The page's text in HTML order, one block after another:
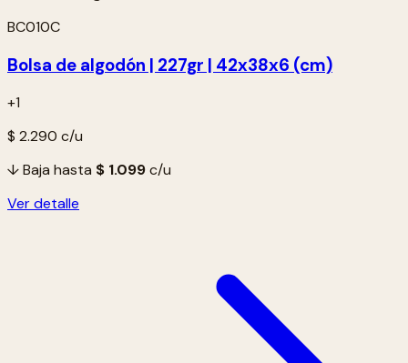
BC010C
Bolsa de algodón | 227gr | 42x38x6 (cm)
+1
$ 2.290 c/u
↓ Baja hasta $ 1.099c/u
Ver detalle